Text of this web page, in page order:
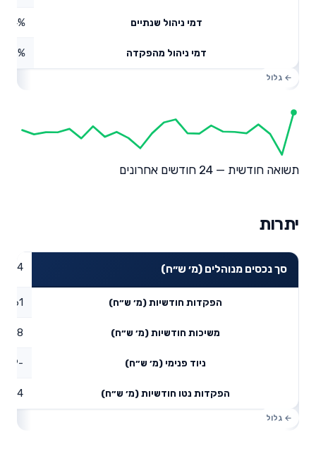
דמי ניהול שנתיים 0.14%
דמי ניהול מהפקדה
תשואה חודשית — 24 חודשים אחרונים
יתרות
סך נכסים מנוהלים (מ׳ ש״ח)
הפקדות חודשיות (מ׳ ש״ח)
משיכות חודשיות (מ׳ ש״ח)
ניוד פנימי (מ׳ ש״ח) -112.99
הפקדות נטו חודשיות (מ׳ ש״ח)